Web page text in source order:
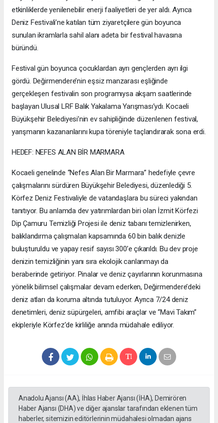
etkinliklerde yenilenebilir enerji faaliyetleri de yer aldı. Ayrıca
Deniz Festivali’ne katılan tüm ziyaretçilere gün boyunca
sunulan ikramlarla sahil alanı adeta bir festival havasına
büründü.
Festival gün boyunca çocuklardan ayrı gençlerden ayrı ilgi
gördü. Değirmendere’nin eşsiz manzarası eşliğinde
gerçekleşen festivalin son programıysa akşam saatlerinde
başlayan Ulusal LRF Balık Yakalama Yarışması’ydı. Kocaeli
Büyükşehir Belediyesi’nin ev sahipliğinde düzenlenen festival,
yarışmanın kazananlarını kupa töreniyle taçlandırarak sona erdi.
HEDEF: NEFES ALAN BİR MARMARA
Kocaeli genelinde “Nefes Alan Bir Marmara” hedefiyle çevre
çalışmalarını sürdüren Büyükşehir Belediyesi, düzenlediği 5.
Körfez Deniz Festivaliyle de vatandaşlara bu süreci yakından
tanıtıyor. Bu anlamda dev yatırımlardan biri olan İzmit Körfezi
Dip Çamuru Temizliği Projesi ile deniz tabanı temizlenirken,
balıklandırma çalışmaları kapsamında 60 bin balık denizle
buluşturuldu ve yapay resif sayısı 300’e çıkarıldı. Bu dev proje
denizin temizliğinin yanı sıra ekolojik canlanmayı da
beraberinde getiriyor. Pinalar ve deniz çayırlarının korunmasına
yönelik bilimsel çalışmalar devam ederken, Değirmendere’deki
deniz atları da koruma altında tutuluyor. Ayrıca 7/24 deniz
denetimleri, deniz süpürgeleri, amfibi araçlar ve “Mavi Takım”
ekipleriyle Körfez’de kirliliğe anında müdahale ediliyor.
Anadolu Ajansı (AA), İhlas Haber Ajansı (İHA), Demirören
Haber Ajansı (DHA) ve diğer ajanslar tarafından eklenen tüm
haberler, sitemizin editörlerinin müdahalesi olmadan ajans